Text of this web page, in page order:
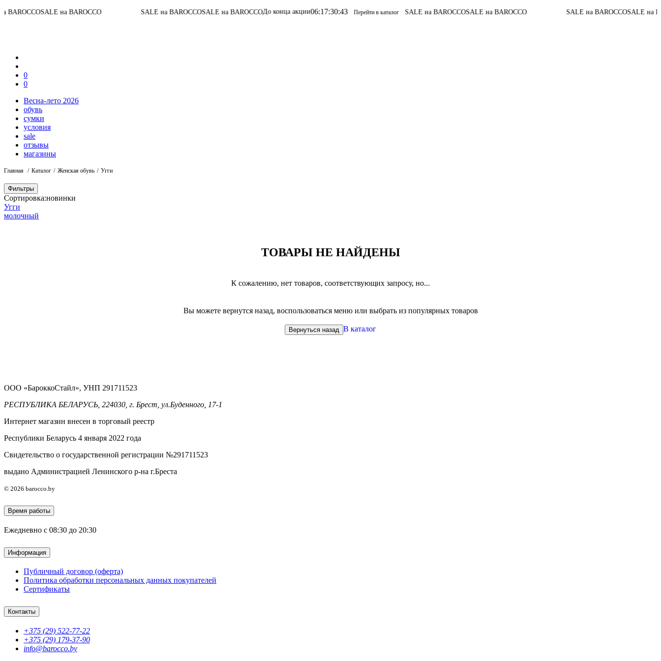
SALE на BAROCCO SALE на BAROCCOSALE на BAROCCOДо конца акции06:17:30:43 Перейти в каталог SALE на BAROCCOSALE на BAROCCO SALE на BAROCCOSALE на
0
0
Весна-лето 2026
обувь
сумки
условия
sale
отзывы
магазины
Главная Каталог Женская обувь Угги
Фильтры
Сортировка:новинки
Угги
молочный
ТОВАРЫ НЕ НАЙДЕНЫ
К сожалению, нет товаров, соответствующих запросу, но...
Вы можете вернутся назад, воспользоваться меню или выбрать из популярных товаров
Вернуться назад В каталог
ООО «БароккоСтайл», УНП 291711523
РЕСПУБЛИКА БЕЛАРУСЬ, 224030, г. Брест, ул.Буденного, 17-1
Интернет магазин внесен в торговый реестр
Республики Беларусь 4 января 2022 года
Свидетельство о государственной регистрации №291711523
выдано Администрацией Ленинского р-на г.Бреста
© 2026 barocco.by
Время работы
Ежедневно с 08:30 до 20:30
Информация
Публичный договор (оферта)
Политика обработки персональных данных покупателей
Сертификаты
Контакты
+375 (29) 522-77-22
+375 (29) 179-37-90
info@barocco.by